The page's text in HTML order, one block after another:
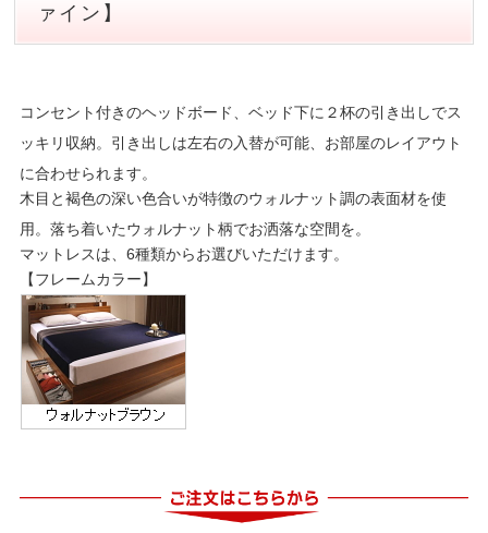
ァイン】
コンセント付きのヘッドボード、ベッド下に２杯の引き出しでス
ッキリ収納。引き出しは左右の入替が可能、お部屋のレイアウト
に合わせられます。
木目と褐色の深い色合いが特徴のウォルナット調の表面材を使
用。落ち着いたウォルナット柄でお洒落な空間を。
マットレスは、6種類からお選びいただけます。
【フレームカラー】